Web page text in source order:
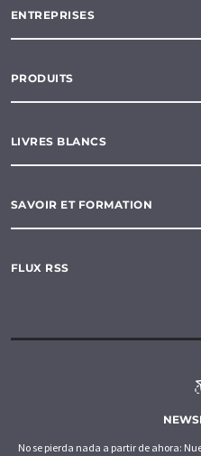
ENTREPRISES
PRODUITS
LIVRES BLANCS
SAVOIR ET FORMATION
FLUX RSS
No se pierda nada a partir de ahora: